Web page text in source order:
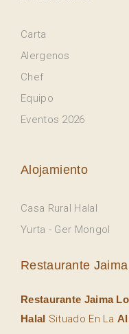
Carta
Alergenos
Chef
Equipo
Eventos 2026
Alojamiento
Casa Rural Halal
Yurta - Ger Mongol
Restaurante
Restaurante Jaima
Halal Situado En La